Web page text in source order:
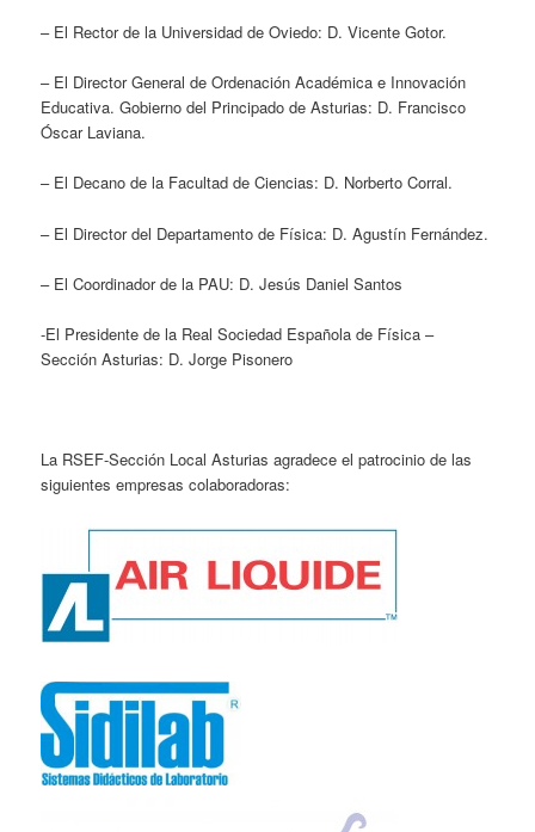
– El Rector de la Universidad de Oviedo: D. Vicente Gotor.
– El Director General de Ordenación Académica e Innovación
Educativa. Gobierno del Principado de Asturias: D. Francisco
Óscar Laviana.
– El Decano de la Facultad de Ciencias: D. Norberto Corral.
– El Director del Departamento de Física: D. Agustín Fernández.
– El Coordinador de la PAU: D. Jesús Daniel Santos
-El Presidente de la Real Sociedad Española de Física –
Sección Asturias: D. Jorge Pisonero
La RSEF-Sección Local Asturias agradece el patrocinio de las
siguientes empresas colaboradoras: